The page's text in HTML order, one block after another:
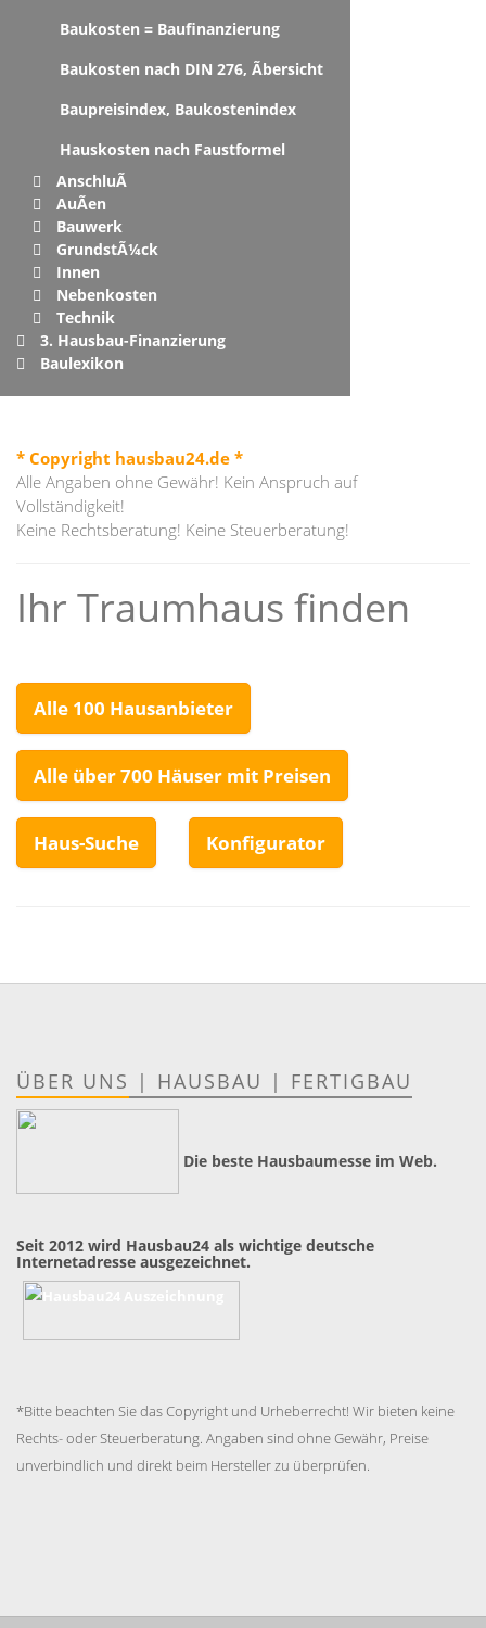
Baukosten = Baufinanzierung
Baukosten nach DIN 276, Ãbersicht
Baupreisindex, Baukostenindex
Hauskosten nach Faustformel
AnschluÃ
AuÃen
Bauwerk
GrundstÃ¼ck
Innen
Nebenkosten
Technik
3. Hausbau-Finanzierung
Baulexikon
* Copyright hausbau24.de *
Alle Angaben ohne Gewähr! Kein Anspruch auf
Vollständigkeit!
Keine Rechtsberatung! Keine Steuerberatung!
Ihr Traumhaus finden
Alle 100 Hausanbieter
Alle über 700 Häuser mit Preisen
Haus-Suche Konfigurator
ÜBER UNS | HAUSBAU | FERTIGBAU
Die beste Hausbaumesse im Web.
Seit 2012 wird Hausbau24 als wichtige deutsche
Internetadresse ausgezeichnet.
*Bitte beachten Sie das Copyright und Urheberrecht! Wir bieten keine
Rechts- oder Steuerberatung. Angaben sind ohne Gewähr, Preise
unverbindlich und direkt beim Hersteller zu überprüfen.